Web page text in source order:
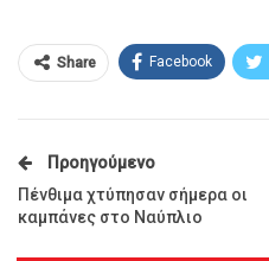
Share Facebook
Προηγούμενο
Πένθιμα χτύπησαν σήμερα οι
καμπάνες στο Ναύπλιο